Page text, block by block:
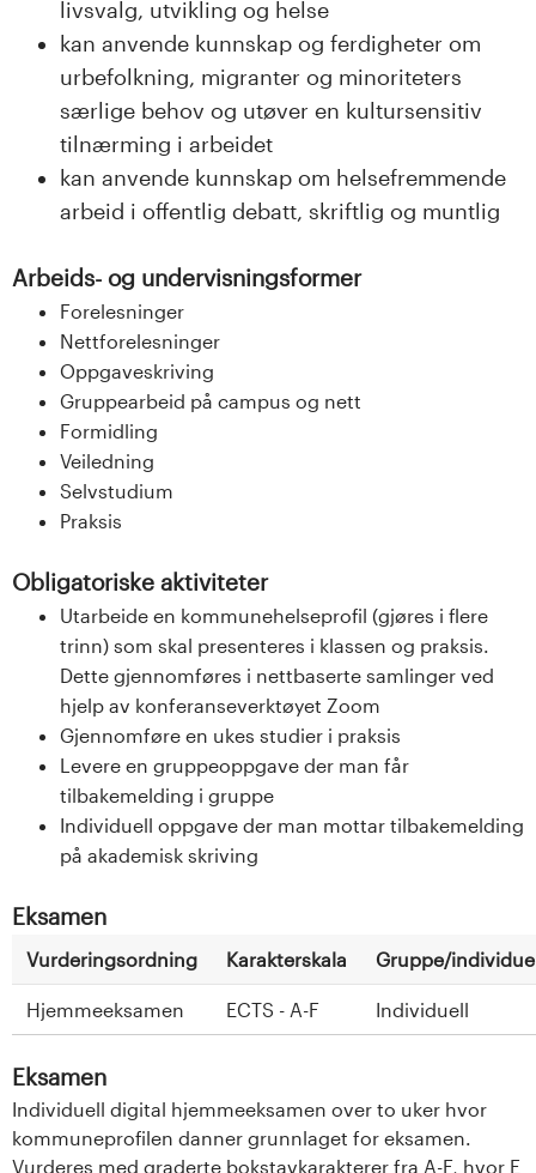
livsvalg, utvikling og helse
kan anvende kunnskap og ferdigheter om
urbefolkning, migranter og minoriteters
særlige behov og utøver en kultursensitiv
tilnærming i arbeidet
kan anvende kunnskap om helsefremmende
arbeid i offentlig debatt, skriftlig og muntlig
Arbeids- og undervisningsformer
Forelesninger
Nettforelesninger
Oppgaveskriving
Gruppearbeid på campus og nett
Formidling
Veiledning
Selvstudium
Praksis
Obligatoriske aktiviteter
Utarbeide en kommunehelseprofil (gjøres i flere
trinn) som skal presenteres i klassen og praksis.
Dette gjennomføres i nettbaserte samlinger ved
hjelp av konferanseverktøyet Zoom
Gjennomføre en ukes studier i praksis
Levere en gruppeoppgave der man får
tilbakemelding i gruppe
Individuell oppgave der man mottar tilbakemelding
på akademisk skriving
Eksamen
Vurderingsordning Karakterskala Gruppe/
Hjemmeeksamen ECTS - A-F Individuell
Eksamen
Individuell digital hjemmeeksamen over to uker hvor
kommuneprofilen danner grunnlaget for eksamen.
Vurderes med graderte bokstavkarakterer fra A-F, hvor E